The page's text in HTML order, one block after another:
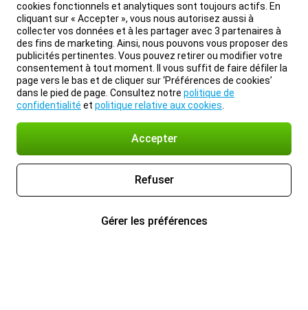
cookies fonctionnels et analytiques sont toujours actifs. En
cliquant sur « Accepter », vous nous autorisez aussi à
collecter vos données et à les partager avec 3 partenaires à
des fins de marketing. Ainsi, nous pouvons vous proposer des
publicités pertinentes. Vous pouvez retirer ou modifier votre
consentement à tout moment. Il vous suffit de faire défiler la
page vers le bas et de cliquer sur ‘Préférences de cookies’
dans le pied de page. Consultez notre politique de
confidentialité et politique relative aux cookies
Accepter
Refuser
Gérer les préférences